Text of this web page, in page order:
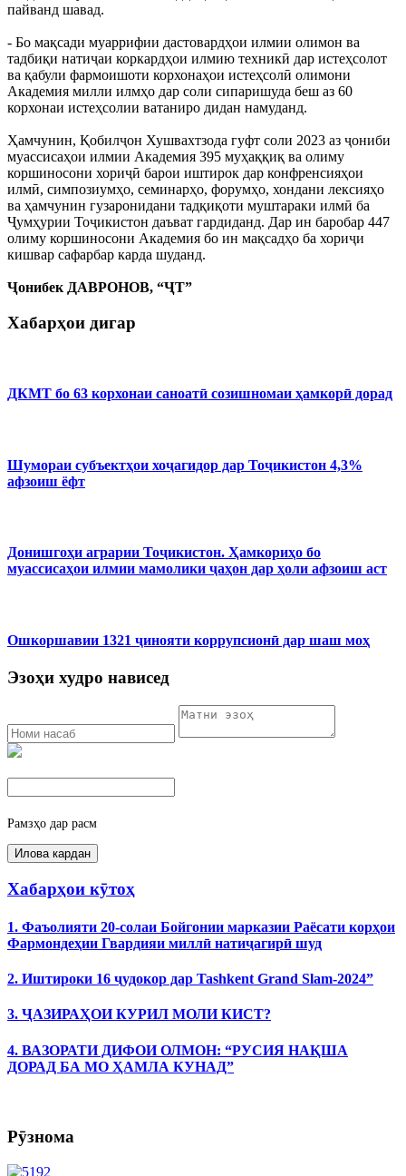
пайванд шавад.
- Бо мақсади муаррифии дастовардҳои илмии олимон ва
тадбиқи натиҷаи коркардҳои илмию техникӣ дар истеҳсолот
ва қабули фармоишоти корхонаҳои истеҳсолӣ олимони
Академия милли илмҳо дар соли сипаришуда беш аз 60
корхонаи истеҳсолии ватаниро дидан намуданд.
Ҳамчунин, Қобилҷон Хушвахтзода гуфт соли 2023 аз ҷониби
муассисаҳои илмии Академия 395 муҳаққиқ ва олиму
коршиносони хориҷӣ барои иштирок дар конфренсияҳои
илмӣ, симпозиумҳо, семинарҳо, форумҳо, хондани лексияҳо
ва ҳамчунин гузаронидани тадқиқоти муштараки илмӣ ба
Ҷумҳурии Тоҷикистон даъват гардиданд. Дар ин баробар 447
олиму коршиносони Академия бо ин мақсадҳо ба хориҷи
кишвар сафарбар карда шуданд.
Ҷонибек ДАВРОНОВ, “ҶТ”
Хабарҳои дигар
ДКМТ бо 63 корхонаи саноатӣ созишномаи ҳамкорӣ дорад
Шумораи субъектҳои хоҷагидор дар Тоҷикистон 4,3%
афзоиш ёфт
Донишгоҳи аграрии Тоҷикистон. Ҳамкориҳо бо
муассисаҳои илмии мамолики ҷаҳон дар ҳоли афзоиш аст
Ошкоршавии 1321 ҷинояти коррупсионӣ дар шаш моҳ
Эзоҳи худро нависед
Рамзҳо дар расм
Хабарҳои кӯтоҳ
1. Фаъолияти 20-солаи Бойгонии марказии Раёсати корҳои
Фармондеҳии Гвардияи миллӣ натиҷагирӣ шуд
2. Иштироки 16 ҷудокор дар Tashkent Grand Slam-2024”
3. ҶАЗИРАҲОИ КУРИЛ МОЛИ КИСТ?
4. ВАЗОРАТИ ДИФОИ ОЛМОН: “РУСИЯ НАҚША
ДОРАД БА МО ҲАМЛА КУНАД”
Рӯзнома